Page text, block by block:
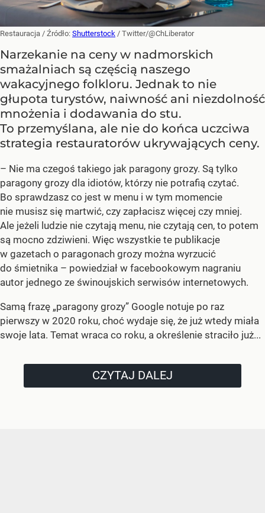
Restauracja / Źródło: Shutterstock / Twitter/@ChLiberator
Narzekanie na ceny w nadmorskich
smażalniach są częścią naszego
wakacyjnego folkloru. Jednak to nie
głupota turystów, naiwność ani niezdolność
mnożenia i dodawania do stu.
To przemyślana, ale nie do końca uczciwa
strategia restauratorów ukrywających ceny.
– Nie ma czegoś takiego jak paragony grozy. Są tylko
paragony grozy dla idiotów, którzy nie potrafią czytać.
Bo sprawdzasz co jest w menu i w tym momencie
nie musisz się martwić, czy zapłacisz więcej czy mniej.
Ale jeżeli ludzie nie czytają menu, nie czytają cen, to potem
są mocno zdziwieni. Więc wszystkie te publikacje
w gazetach o paragonach grozy można wyrzucić
do śmietnika – powiedział w facebookowym nagraniu
autor jednego ze świnoujskich serwisów internetowych.
Samą frazę „paragony grozy” Google notuje po raz
pierwszy w 2020 roku, choć wydaje się, że już wtedy miała
swoje lata. Temat wraca co roku, a określenie straciło już...
CZYTAJ DALEJ